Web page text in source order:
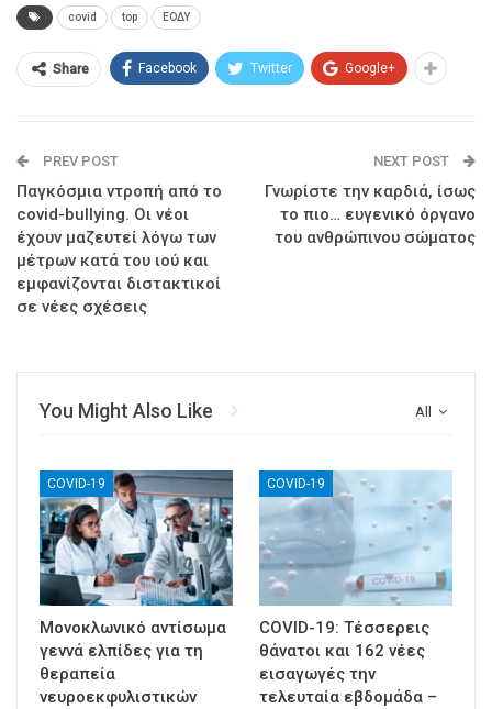
covid top ΕΟΔΥ
Share Facebook Twitter Google+
PREV POST
Παγκόσμια ντροπή από το
covid-bullying. Οι νέοι
έχουν μαζευτεί λόγω των
μέτρων κατά του ιού και
εμφανίζονται διστακτικοί
σε νέες σχέσεις
NEXT POST
Γνωρίστε την καρδιά, ίσως
το πιο… ευγενικό όργανο
του ανθρώπινου σώματος
All
You Might Also Like
COVID-19
Μονοκλωνικό αντίσωμα
γεννά ελπίδες για τη
θεραπεία
νευροεκφυλιστικών
COVID-19
COVID-19: Τέσσερεις
θάνατοι και 162 νέες
εισαγωγές την
τελευταία εβδομάδα –